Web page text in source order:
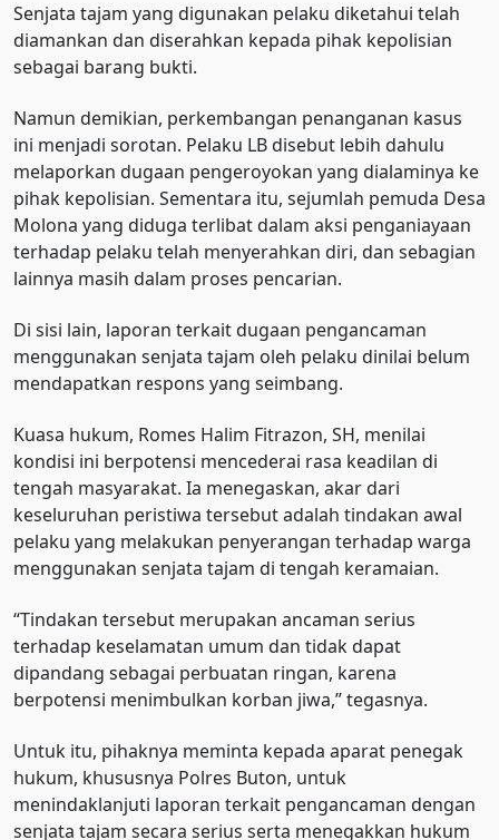
Senjata tajam yang digunakan pelaku diketahui telah
diamankan dan diserahkan kepada pihak kepolisian
sebagai barang bukti.
Namun demikian, perkembangan penanganan kasus
ini menjadi sorotan. Pelaku LB disebut lebih dahulu
melaporkan dugaan pengeroyokan yang dialaminya ke
pihak kepolisian. Sementara itu, sejumlah pemuda Desa
Molona yang diduga terlibat dalam aksi penganiayaan
terhadap pelaku telah menyerahkan diri, dan sebagian
lainnya masih dalam proses pencarian.
Di sisi lain, laporan terkait dugaan pengancaman
menggunakan senjata tajam oleh pelaku dinilai belum
mendapatkan respons yang seimbang.
Kuasa hukum, Romes Halim Fitrazon, SH, menilai
kondisi ini berpotensi mencederai rasa keadilan di
tengah masyarakat. Ia menegaskan, akar dari
keseluruhan peristiwa tersebut adalah tindakan awal
pelaku yang melakukan penyerangan terhadap warga
menggunakan senjata tajam di tengah keramaian.
“Tindakan tersebut merupakan ancaman serius
terhadap keselamatan umum dan tidak dapat
dipandang sebagai perbuatan ringan, karena
berpotensi menimbulkan korban jiwa,” tegasnya.
Untuk itu, pihaknya meminta kepada aparat penegak
hukum, khususnya Polres Buton, untuk
menindaklanjuti laporan terkait pengancaman dengan
senjata tajam secara serius serta menegakkan hukum